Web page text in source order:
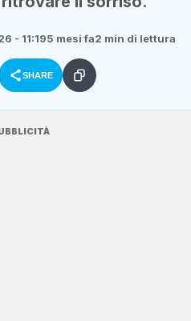
- 11:195 mesi fa2 min di lettura
SHARE